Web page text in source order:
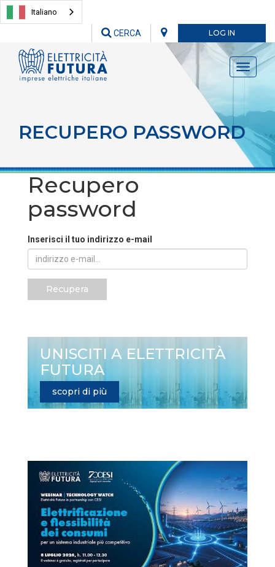
Italiano
LOG IN
CERCA
Toggle
RECUPERO PASSWORD
Recupero
password
Inserisci il tuo indirizzo e-mail
Recupera
UNISCITI A ELETTRICITÀ
FUTURA
scopri di più